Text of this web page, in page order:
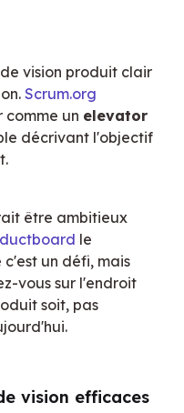
vision produit clair
Scrum.org
un elevator
décrivant l'objectif
être ambitieux
le
un défi, mais
vous sur l'endroit
soit, pas
vision efficaces